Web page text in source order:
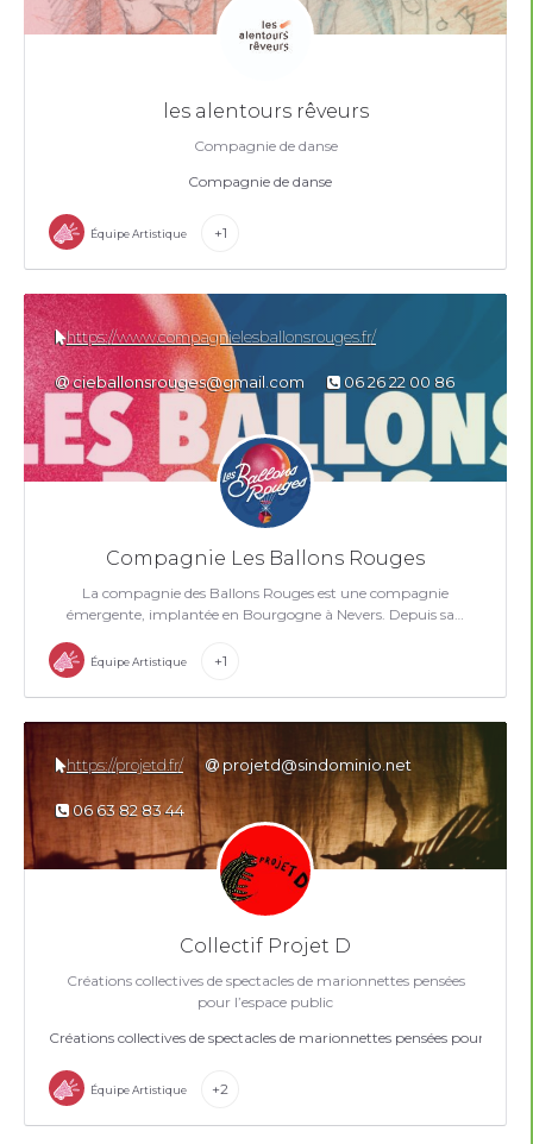
les alentours rêveurs
Compagnie de danse
Compagnie de danse
Équipe Artistique +1
Compagnie Les Ballons Rouges
La compagnie des Ballons Rouges est une compagnie
émergente, implantée en Bourgogne à Nevers. Depuis sa…
https://www.compagnielesballonsrouges.fr/
cieballonsrouges@gmail.com 06 26 22 00 86
Équipe Artistique +1
Collectif Projet D
Créations collectives de spectacles de marionnettes pensées
pour l’espace public
Créations collectives de spectacles de marionnettes pensées pour
https://projetd.fr/ projetd@sindominio.net
06 63 82 83 44
Équipe Artistique +2